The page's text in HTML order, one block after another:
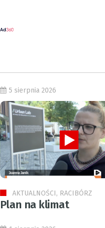
5 sierpnia 2026
AKTUALNOŚCI, RACIBÓRZ
Plan na klimat